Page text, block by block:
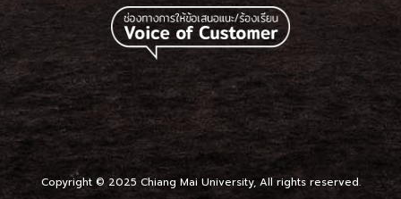
Copyright © 2025 Chiang Mai University, All rights reserved.